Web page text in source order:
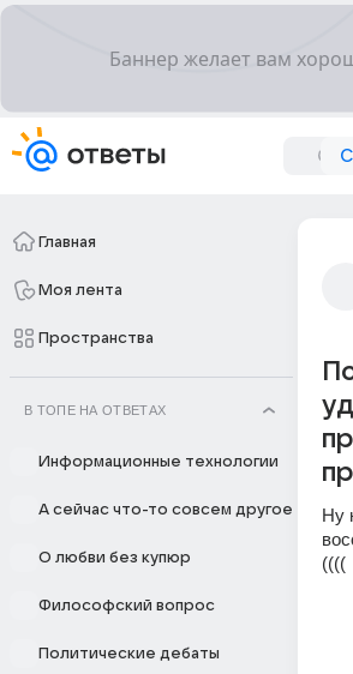
Главная
Моя лента
Пространства
В ТОПЕ НА ОТВЕТАХ
Информационные технологии
А сейчас что-то совсем другое
О любви без купюр
Философский вопрос
Политические дебаты
Ну
((((